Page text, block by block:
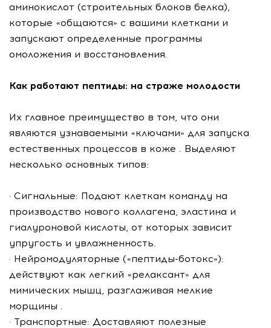
аминокислот (строительных блоков белка),
которые «общаются» с вашими клетками и
запускают определенные программы
омоложения и восстановления.
Как работают пептиды: на страже молодости
Их главное преимущество в том, что они
являются узнаваемыми «ключами» для запуска
естественных процессов в коже . Выделяют
несколько основных типов:
· Сигнальные: Подают клеткам команду на
производство нового коллагена, эластина и
гиалуроновой кислоты, от которых зависит
упругость и увлажненность.
· Нейромодуляторные («пептиды-ботокс»):
действуют как легкий «релаксант» для
мимических мышц, разглаживая мелкие
морщины .
· Транспортные: Доставляют полезные